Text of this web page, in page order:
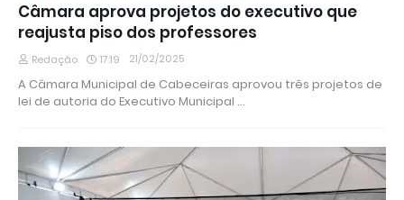
Câmara aprova projetos do executivo que
reajusta piso dos professores
Redação 17:19 21/02/2025
A Câmara Municipal de Cabeceiras aprovou três projetos de
lei de autoria do Executivo Municipal …